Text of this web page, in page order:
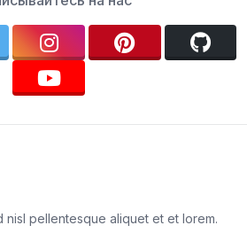
nisl pellentesque aliquet et et lorem.